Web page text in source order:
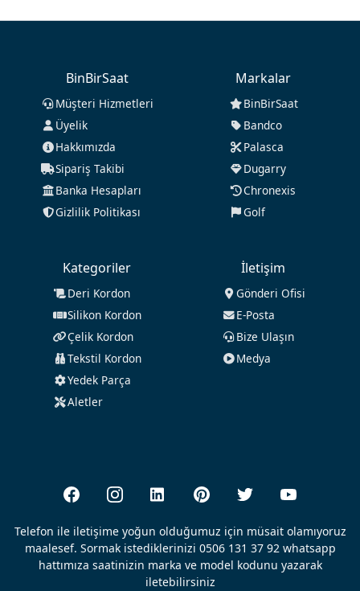
BinBirSaat
Müşteri Hizmetleri
Üyelik
Hakkımızda
Sipariş Takibi
Banka Hesapları
Gizlilik Politikası
Markalar
BinBirSaat
Bandco
Palasca
Dugarry
Chronexis
Golf
Kategoriler
Deri Kordon
Silikon Kordon
Çelik Kordon
Tekstil Kordon
Yedek Parça
Aletler
İletişim
Gönderi Ofisi
E-Posta
Bize Ulaşın
Medya
Telefon ile iletişime yoğun olduğumuz için müsait olamıyoruz
maalesef. Sormak istediklerinizi 0506 131 37 92 whatsapp
hattımıza saatinizin marka ve model kodunu yazarak
iletebilirsiniz